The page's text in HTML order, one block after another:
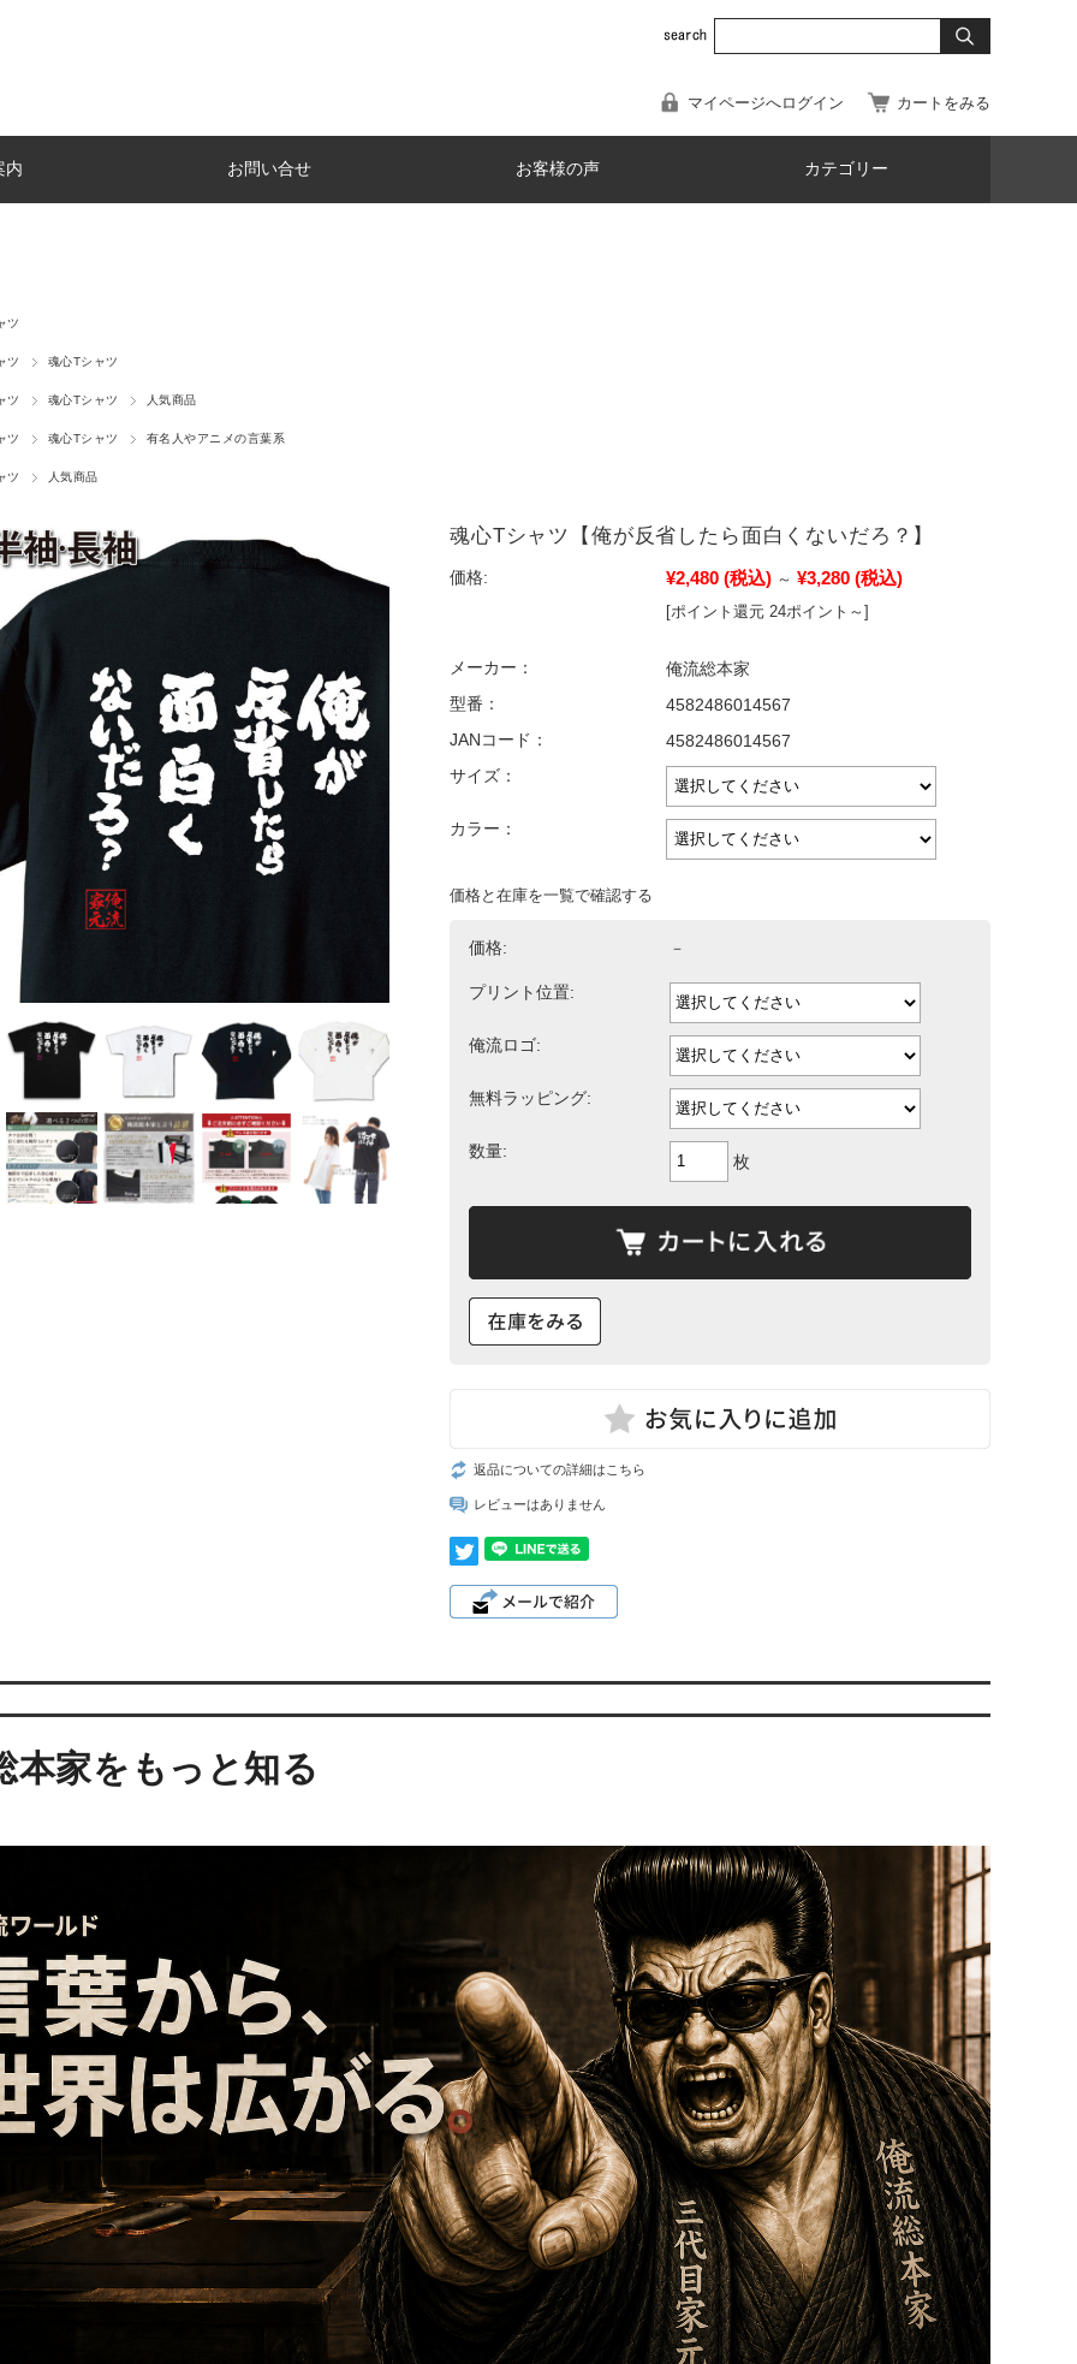
マイページへログイン カートをみる
内 お問い合せ お客様の声 カテゴリー
ツ
ツ 魂心Tシャツ
ツ 魂心Tシャツ 人気商品
ツ 魂心Tシャツ 有名人やアニメの言葉系
ツ 人気商品
魂心Tシャツ【俺が反省したら面白くないだろ？】
価格: ¥2,480 (税込) ～ ¥3,280 (税込)
[ポイント還元 24ポイント～]
メーカー：
俺流総本家
型番：
4582486014567
JANコード：
4582486014567
サイズ：
カラー：
価格と在庫を一覧で確認する
価格: －
プリント位置:
俺流ロゴ:
無料ラッピング:
数量:
枚
返品についての詳細はこちら
レビューはありません
本家をもっと知る